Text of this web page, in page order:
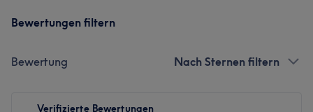
Bewertungen filtern
Bewertung Nach Sternen filtern
Verifizierte Bewertungen